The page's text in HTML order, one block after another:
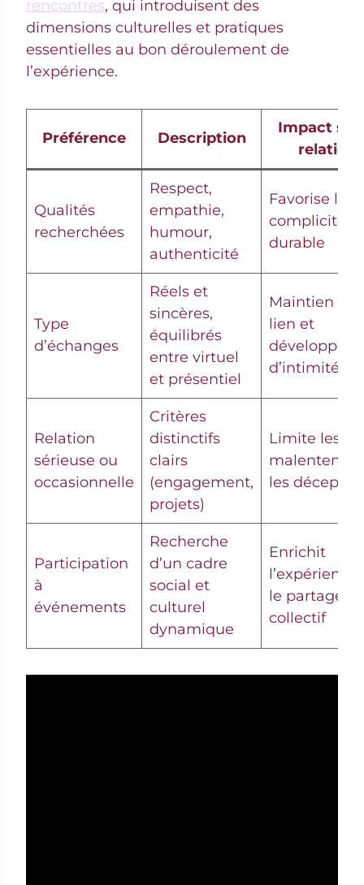
rencontres, qui introduisent des
dimensions culturelles et pratiques
essentielles au bon déroulement de
l’expérience.
Préférence Description
Impact sur
relation
Qualités
recherchées
Respect,
empathie,
humour,
authenticité
Favorise la
complicité
durable
Type
d’échanges
Réels et
sincères,
équilibrés
entre virtuel
et présentiel
Maintien du
lien et
d’intimité
Relation
sérieuse ou
occasionnelle
Critères
distinctifs
clairs
(engagement,
projets)
Limite les
les
Participation
à
événements
Recherche
d’un cadre
social et
culturel
dynamique
Enrichit
l’expérience
le partage
collectif